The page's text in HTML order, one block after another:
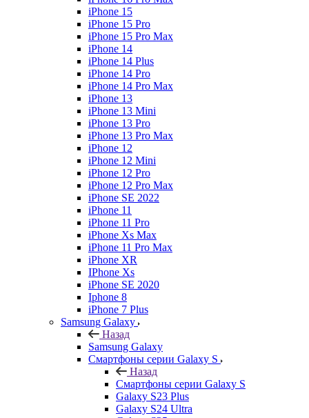
iPhone 15
iPhone 15 Pro
iPhone 15 Pro Max
iPhone 14
iPhone 14 Plus
iPhone 14 Pro
iPhone 14 Pro Max
iPhone 13
iPhone 13 Mini
iPhone 13 Pro
iPhone 13 Pro Max
iPhone 12
iPhone 12 Mini
iPhone 12 Pro
iPhone 12 Pro Max
iPhone SE 2022
iPhone 11
iPhone 11 Pro
iPhone Xs Max
iPhone 11 Pro Max
iPhone XR
IPhone Xs
iPhone SE 2020
Iphone 8
iPhone 7 Plus
Samsung Galaxy
Назад
Samsung Galaxy
Смартфоны серии Galaxy S
Назад
Смартфоны серии Galaxy S
Galaxy S23 Plus
Galaxy S24 Ultra